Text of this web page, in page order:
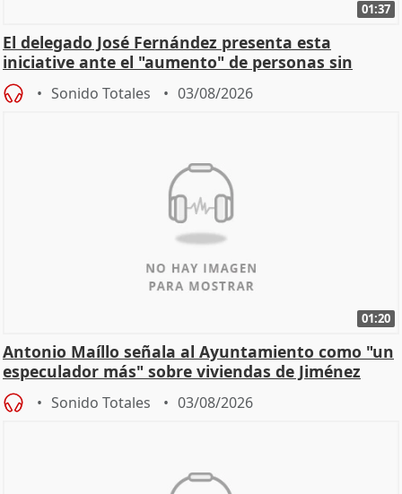
01:37
El delegado José Fernández presenta esta
iniciative ante el "aumento" de personas sin
hogar en Madri
Sonido Totales 03/08/2026
01:20
Antonio Maíllo señala al Ayuntamiento como "un
especulador más" sobre viviendas de Jiménez
Becerril
Sonido Totales 03/08/2026